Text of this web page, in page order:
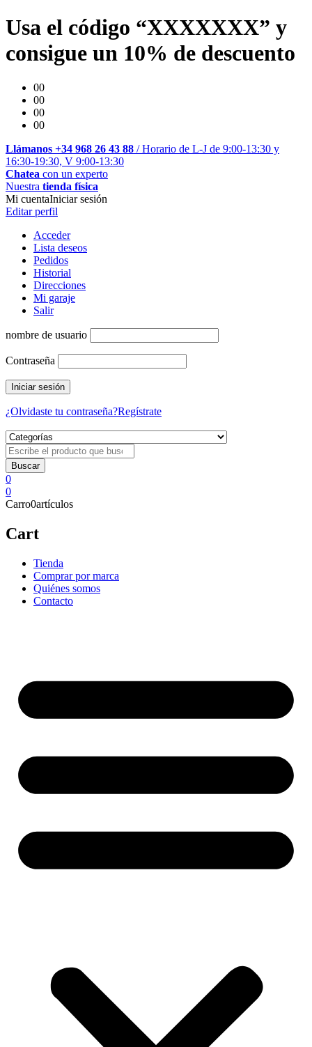
Usa el código “XXXXXXX” y
consigue un 10% de descuento
00
00
00
00
Llámanos +34 968 26 43 88 / Horario de L-J de 9:00-13:30 y
16:30-19:30, V 9:00-13:30
Chatea con un experto
Nuestra tienda física
Mi cuentaIniciar sesión
Editar perfil
Acceder
Lista deseos
Pedidos
Historial
Direcciones
Mi garaje
Salir
nombre de usuario
Contraseña
¿Olvidaste tu contraseña?Regístrate
0
0
Carro0artículos
Cart
Tienda
Comprar por marca
Quiénes somos
Contacto